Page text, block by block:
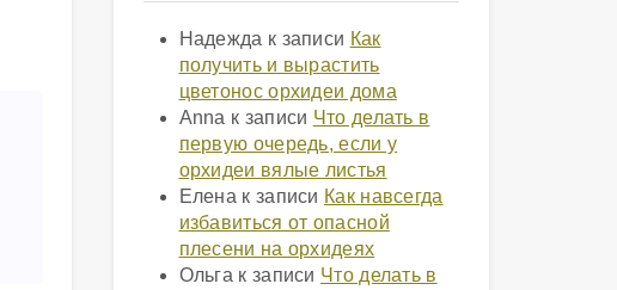
Надежда к записи Как
получить и вырастить
цветонос орхидеи дома
Anna к записи Что делать в
первую очередь, если у
орхидеи вялые листья
Елена к записи Как навсегда
избавиться от опасной
плесени на орхидеях
Ольга к записи Что делать в